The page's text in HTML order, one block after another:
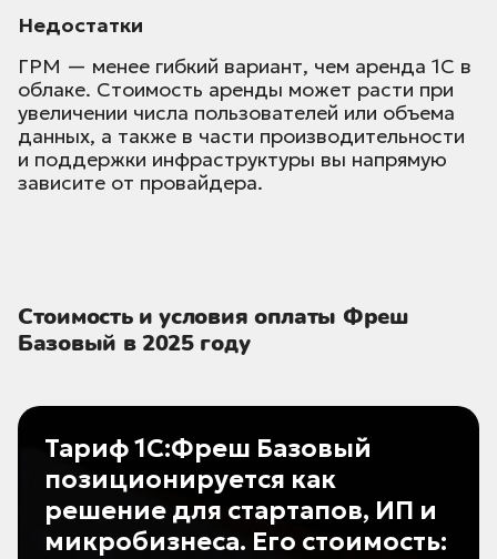
Недостатки
ГРМ — менее гибкий вариант, чем аренда 1С в
облаке. Стоимость аренды может расти при
увеличении числа пользователей или объема
данных, а также в части производительности
и поддержки инфраструктуры вы напрямую
зависите от провайдера.
Стоимость и условия оплаты Фреш
Базовый в 2025 году
Тариф 1С:Фреш Базовый
позиционируется как
решение для стартапов, ИП и
микробизнеса. Его стоимость: